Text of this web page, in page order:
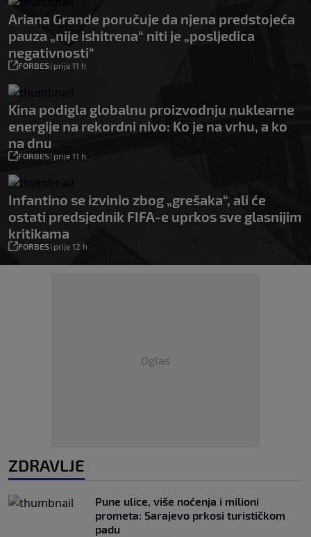
Ariana Grande poručuje da njena predstojeća
pauza „nije ishitrena“ niti je „posljedica
negativnosti“
FORBES| prije 11 h
Kina podigla globalnu proizvodnju nuklearne
energije na rekordni nivo: Ko je na vrhu, a ko
na dnu
FORBES| prije 11 h
Infantino se izvinio zbog „grešaka“, ali će
ostati predsjednik FIFA-e uprkos sve glasnijim
kritikama
FORBES| prije 12 h
Oglas
ZDRAVLJE
Pune ulice, više noćenja i milioni
prometa: Sarajevo prkosi turističkom
padu